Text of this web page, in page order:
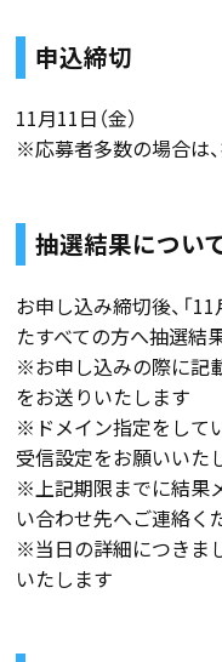
申込締切
11月11日（金）
※応募者多数の場合は
抽選結果につい
お申し込み締切後、「
たすべての方へ抽選結
※お申し込みの際に記
をお送りいたします
※ドメイン指定をして
受信設定をお願いいた
※上記期限までに結果
い合わせ先へご連絡く
※当日の詳細につきま
いたします